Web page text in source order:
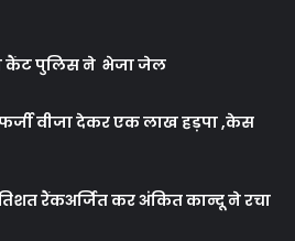
कैंट पुलिस ने भेजा जेल
वीजा देकर एक लाख हड़पा ,केस
रैंकअर्जित कर अंकित कान्दू ने रचा